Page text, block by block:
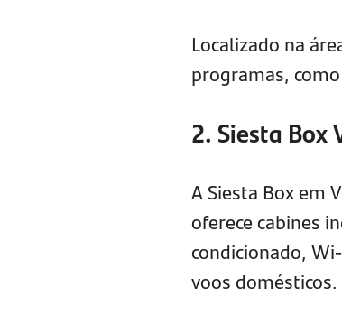
Localizado na
programas,
2. Siesta Box
A Siesta Box em
oferece cabines
condicionado,
voos domésticos.